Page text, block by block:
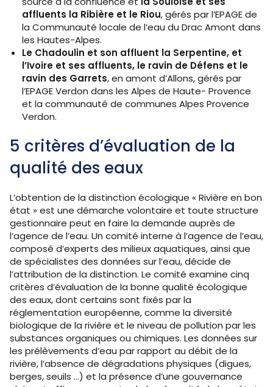
affluents la Ribière et le Riou, gérés par l’EPAGE de
la Communauté locale de l’eau du Drac Amont dans
les Hautes-Alpes.
Le Chadoulin et son affluent la Serpentine, et
l’Ivoire et ses affluents, le ravin de Défens et le
ravin des Garrets, en amont d’Allons, gérés par
l’EPAGE Verdon dans les Alpes de Haute- Provence
et la communauté de communes Alpes Provence
Verdon.
5 critères d’évaluation de la
qualité des eaux
L’obtention de la distinction écologique « Rivière en bon
état » est une démarche volontaire et toute structure
gestionnaire peut en faire la demande auprès de
l’agence de l’eau. Un comité interne à l’agence de l’eau,
composé d’experts des milieux aquatiques, ainsi que
de spécialistes des données sur l’eau, décide de
l’attribution de la distinction. Le comité examine cinq
critères d’évaluation de la bonne qualité écologique
des eaux, dont certains sont fixés par la
réglementation européenne, comme la diversité
biologique de la rivière et le niveau de pollution par les
substances organiques ou chimiques. Les données sur
les prélèvements d’eau par rapport au débit de la
rivière, l’absence de dégradations physiques (digues,
berges, seuils ...) et la présence d’une gouvernance